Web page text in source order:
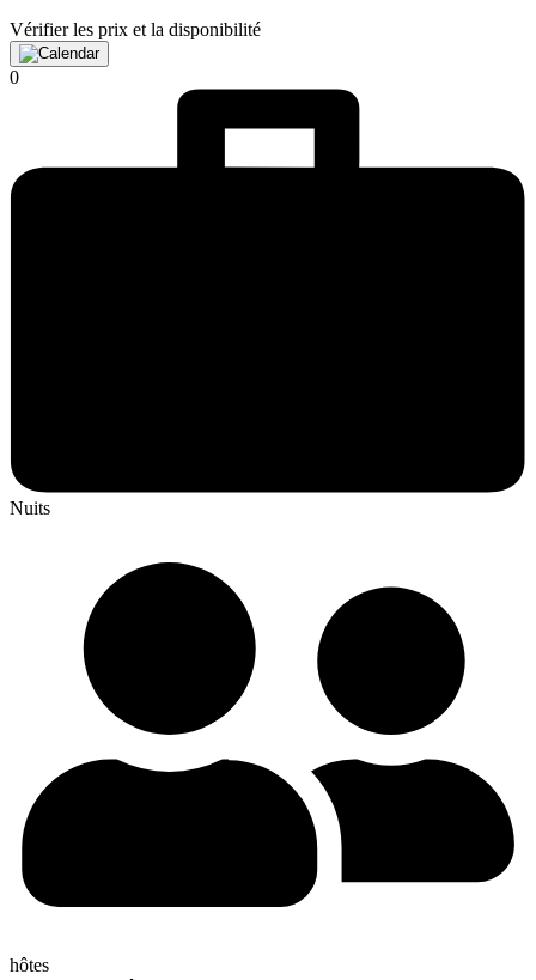
Vérifier les prix et la disponibilité
0
Nuits
hôtes